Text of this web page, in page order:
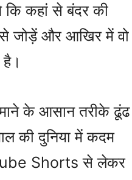
कहां से बंदर की
जोड़ें और आखिर में वो
के आसान तरीके ढूंढ
की दुनिया में कदम
Shorts से लेकर